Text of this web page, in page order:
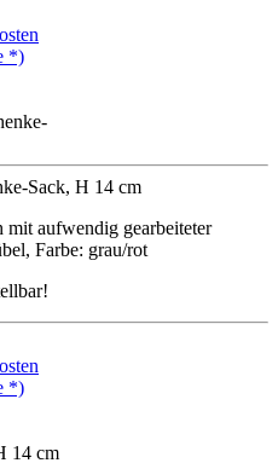
*)
Sack, H 14 cm
aufwendig gearbeiteter
Farbe: grau/rot
*)